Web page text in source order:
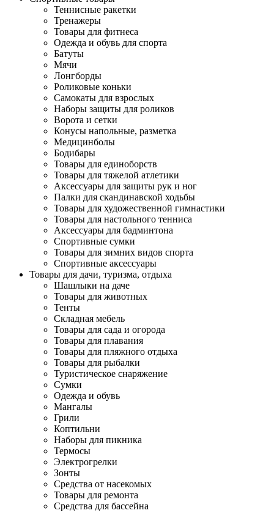
Теннисные ракетки
Тренажеры
Товары для фитнеса
Одежда и обувь для спорта
Батуты
Мячи
Лонгборды
Роликовые коньки
Самокаты для взрослых
Наборы защиты для роликов
Ворота и сетки
Конусы напольные, разметка
Медицинболы
Бодибары
Товары для единоборств
Товары для тяжелой атлетики
Аксессуары для защиты рук и ног
Палки для скандинавской ходьбы
Товары для художественной гимнастики
Товары для настольного тенниса
Аксессуары для бадминтона
Спортивные сумки
Товары для зимних видов спорта
Спортивные аксессуары
Товары для дачи, туризма, отдыха
Шашлыки на даче
Товары для животных
Тенты
Складная мебель
Товары для сада и огорода
Товары для плавания
Товары для пляжного отдыха
Товары для рыбалки
Туристическое снаряжение
Сумки
Одежда и обувь
Мангалы
Грили
Коптильни
Наборы для пикника
Термосы
Электрогрелки
Зонты
Средства от насекомых
Товары для ремонта
Средства для бассейна